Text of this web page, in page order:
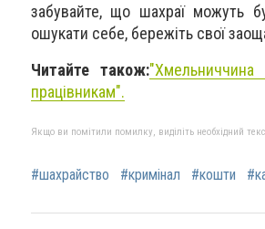
забувайте, що шахраї можуть
ошукати себе, бережіть свої
Читайте також:
працівникам".
Якщо ви помітили помилку, виділіть необхідний
#шахрайство #кримінал #кошти